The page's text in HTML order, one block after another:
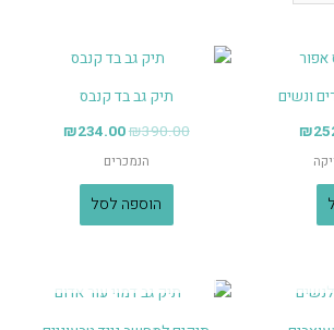
ונשים
₪
תיק גב בד קנבס
₪390.00
₪234.00
הנמכרים
הוספה לסל